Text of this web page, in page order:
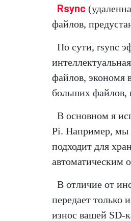
Rsync
файлов,
По сути, rsync
файлов, экономя
больших файлов,
В основном я
Pi. Например, мы
подходит для
автоматическим
В отличие от
передает только
износ вашей SD-